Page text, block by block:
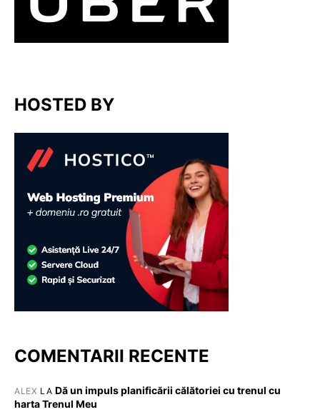
HOSTED BY
COMENTARII RECENTE
ALEX LA Dă un impuls planificării călătoriei cu trenul cu
harta Trenul Meu